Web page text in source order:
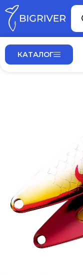
КАТАЛОГ